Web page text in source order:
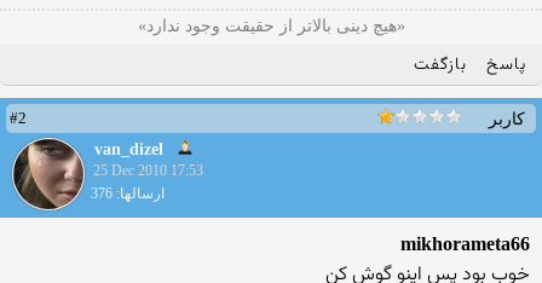
«هیچ دینى بالاتر از حقیقت وجود ندارد»
پاسخ بازگفت
کاربر
#2
van_dizel
25 Dec 2010 17:53
ارسالها: 376
mikhorameta66
خوب بود پس اینو گوش كن